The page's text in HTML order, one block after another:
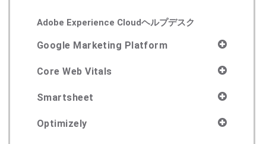
Adobe Experience Cloudヘルプデスク
Google Marketing Platform
Core Web Vitals
Smartsheet
Optimizely